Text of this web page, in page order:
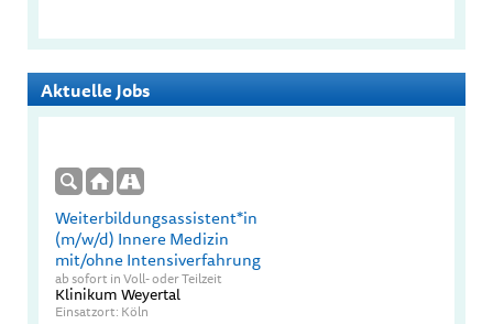
Aktuelle Jobs
Weiterbildungsassistent*in
(m/w/d) Innere Medizin
mit/ohne Intensiverfahrung
ab sofort in Voll- oder Teilzeit
Klinikum Weyertal
Einsatzort: Köln